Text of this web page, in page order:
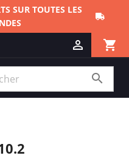
shopping_cart

